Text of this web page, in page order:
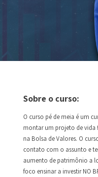
Sobre o curso:
O curso pé de meia é um
montar um projeto de vida
na Bolsa de Valores. O
contato com o assunto e
aumento de patrimônio a
foco ensinar a investir NO